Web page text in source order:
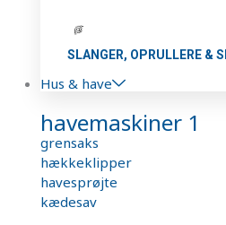
SLANGER, OPRULLERE &
Hus & have
havemaskiner 1
grensaks
hækkeklipper
havesprøjte
kædesav